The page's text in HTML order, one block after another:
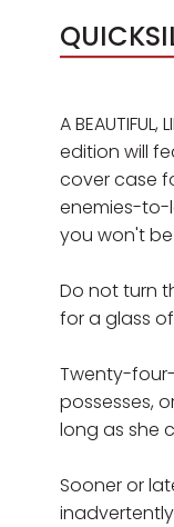
A BEAUTIFUL,
edition will
cover case
enemies-to-
you won't
Do not turn
for a glass
Twenty-
possesses,
long as she
Sooner or